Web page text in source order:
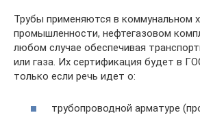
Трубы применяются в коммунальном
промышленности, нефтегазовом
любом случае обеспечивая
или газа. Их сертификация будет в
только если речь идет о:
трубопроводной арматуре